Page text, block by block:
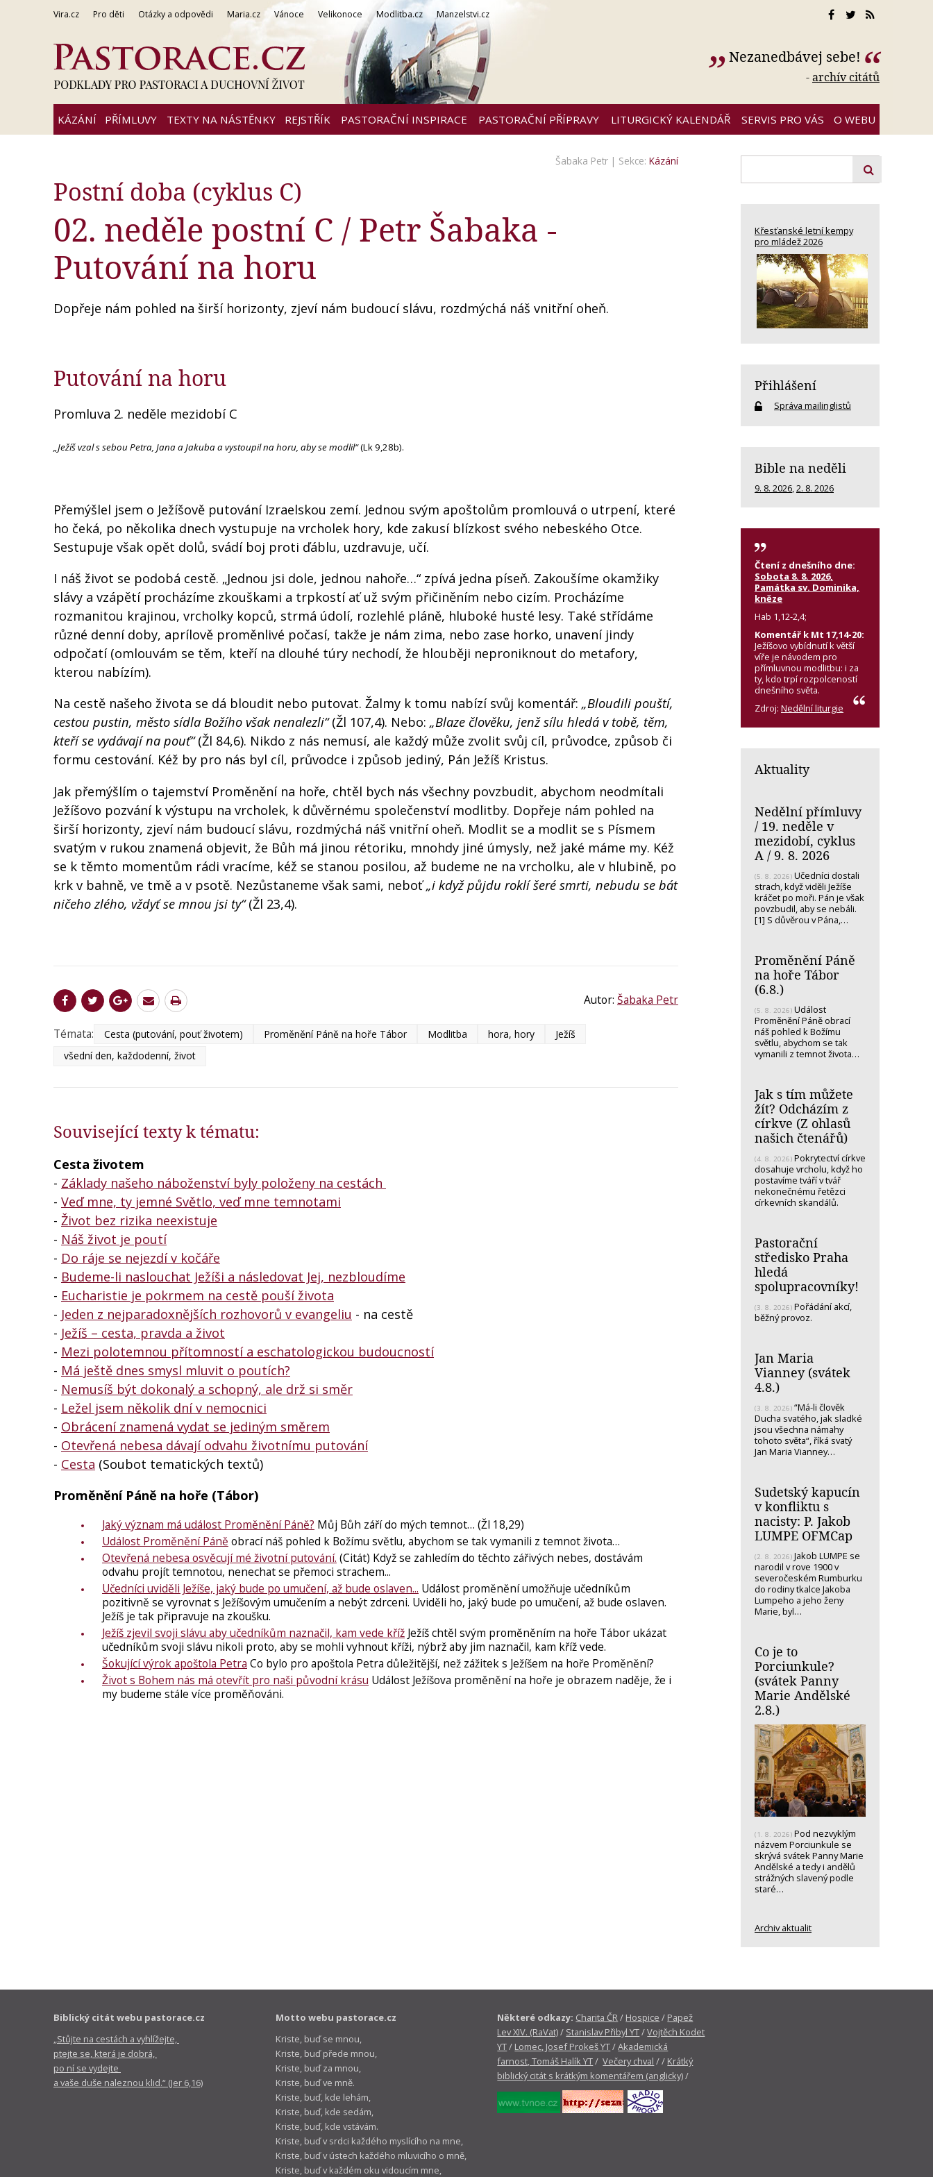
Vira.cz Pro děti Otázky a odpovědi Maria.cz Vánoce Velikonoce Modlitba.cz Manzelstvi.cz
Nezanedbávej sebe!
-archív citátů
KÁZÁNÍ PŘÍMLUVY TEXTY NA NÁSTĚNKY REJSTŘÍK PASTORAČNÍ INSPIRACE PASTORAČNÍ PŘÍPRAVY LITURGICKÝ KALENDÁŘ SERVIS PRO VÁS O WEBU
Šabaka Petr | Sekce: Kázání
Postní doba (cyklus C)
02. neděle postní C / Petr Šabaka -
Putování na horu
Dopřeje nám pohled na širší horizonty, zjeví nám budoucí slávu, rozdmýchá náš vnitřní oheň.
Putování na horu
Promluva 2. neděle mezidobí C
„Ježíš vzal s sebou Petra, Jana a Jakuba a vystoupil na horu, aby se modlil“(Lk 9,28b).
Přemýšlel jsem o Ježíšově putování Izraelskou zemí. Jednou svým apoštolům promlouvá o utrpení, které
ho čeká, po několika dnech vystupuje na vrcholek hory, kde zakusí blízkost svého nebeského Otce.
Sestupuje však opět dolů, svádí boj proti ďáblu, uzdravuje, učí.
I náš život se podobá cestě. „Jednou jsi dole, jednou nahoře…“ zpívá jedna píseň. Zakoušíme okamžiky
slávy a vzápětí procházíme zkouškami a trpkostí ať už svým přičiněním nebo cizím. Procházíme
rozmanitou krajinou, vrcholky kopců, strmá údolí, rozlehlé pláně, hluboké husté lesy. Také střídáme
různé denní doby, aprílově proměnlivé počasí, takže je nám zima, nebo zase horko, unavení jindy
odpočatí (omlouvám se těm, kteří na dlouhé túry nechodí, že hlouběji neproniknout do metafory,
kterou nabízím).
Na cestě našeho života se dá bloudit nebo putovat. Žalmy k tomu nabízí svůj komentář: „Bloudili pouští,
cestou pustin, město sídla Božího však nenalezli“(Žl 107,4). Nebo: „Blaze člověku, jenž sílu hledá v tobě, těm,
kteří se vydávají na pouť“(Žl 84,6). Nikdo z nás nemusí, ale každý může zvolit svůj cíl, průvodce, způsob či
formu cestování. Kéž by pro nás byl cíl, průvodce i způsob jediný, Pán Ježíš Kristus.
Jak přemýšlím o tajemství Proměnění na hoře, chtěl bych nás všechny povzbudit, abychom neodmítali
Ježíšovo pozvání k výstupu na vrcholek, k důvěrnému společenství modlitby. Dopřeje nám pohled na
širší horizonty, zjeví nám budoucí slávu, rozdmýchá náš vnitřní oheň. Modlit se a modlit se s Písmem
svatým v rukou znamená objevit, že Bůh má jinou rétoriku, mnohdy jiné úmysly, než jaké máme my. Kéž
se k těmto momentům rádi vracíme, kéž se stanou posilou, až budeme ne na vrcholku, ale v hlubině, po
krk v bahně, ve tmě a v psotě. Nezůstaneme však sami, neboť„i když půjdu roklí šeré smrti, nebudu se bát
ničeho zlého, vždyť se mnou jsi ty“(Žl 23,4).
Autor: Šabaka Petr
Témata: Cesta (putování, pouť životem) Proměnění Páně na hoře Tábor Modlitba hora, hory
Ježíš
všední den, každodenní, život
Související texty k tématu:
Cesta životem
- Základy našeho náboženství byly položeny na cestách
- Veď mne, ty jemné Světlo, veď mne temnotami
- Život bez rizika neexistuje
- Náš život je poutí
- Do ráje se nejezdí v kočáře
- Budeme-li naslouchat Ježíši a následovat Jej, nezbloudíme
- Eucharistie je pokrmem na cestě pouší života
- Jeden z nejparadoxnějších rozhovorů v evangeliu - na cestě
- Ježíš – cesta, pravda a život
- Mezi polotemnou přítomností a eschatologickou budoucností
- Má ještě dnes smysl mluvit o poutích?
- Nemusíš být dokonalý a schopný, ale drž si směr
- Ležel jsem několik dní v nemocnici
- Obrácení znamená vydat se jediným směrem
- Otevřená nebesa dávají odvahu životnímu putování
- Cesta (Soubot tematických textů)
Proměnění Páně na hoře (Tábor)
Jaký význam má událost Proměnění Páně? Můj Bůh září do mých temnot… (Žl 18,29)
Událost Proměnění Páně obrací náš pohled k Božímu světlu, abychom se tak vymanili z temnot života…
Otevřená nebesa osvěcují mé životní putování. (Citát) Když se zahledím do těchto zářivých nebes, dostávám
odvahu projít temnotou, nenechat se přemoci strachem...
Učedníci uviděli Ježíše, jaký bude po umučení, až bude oslaven... Událost proměnění umožňuje učedníkům
pozitivně se vyrovnat s Ježíšovým umučením a nebýt zdrceni. Uviděli ho, jaký bude po umučení, až bude oslaven.
Ježíš je tak připravuje na zkoušku.
Ježíš zjevil svoji slávu aby učedníkům naznačil, kam vede kříž Ježíš chtěl svým proměněním na hoře Tábor ukázat
učedníkům svoji slávu nikoli proto, aby se mohli vyhnout kříži, nýbrž aby jim naznačil, kam kříž vede.
Šokující výrok apoštola Petra Co bylo pro apoštola Petra důležitější, než zážitek s Ježíšem na hoře Proměnění?
Život s Bohem nás má otevřít pro naši původní krásu Událost Ježíšova proměnění na hoře je obrazem naděje, že i
my budeme stále více proměňováni.
Křesťanské letní kempy
pro mládež 2026
Přihlášení
Správa mailinglistů
Bible na neděli
9. 8. 2026 2. 8. 2026
Čtení z dnešního dne:
Sobota 8. 8. 2026,
Památka sv. Dominika,
kněze
Hab 1,12-2,4;
Komentář k Mt 17,14-20:
Ježíšovo vybídnutí k větší
víře je návodem pro
přímluvnou modlitbu: i za
ty, kdo trpí rozpolceností
dnešního světa.
Zdroj: Nedělní liturgie
Aktuality
Nedělní přímluvy
/ 19. neděle v
mezidobí, cyklus
A / 9. 8. 2026
(5. 8. 2026) Učedníci dostali
strach, když viděli Ježíše
kráčet po moři. Pán je však
povzbudil, aby se nebáli.
[1] S důvěrou v Pána,…
Proměnění Páně
na hoře Tábor
(6.8.)
(5. 8. 2026) Událost
Proměnění Páně obrací
náš pohled k Božímu
světlu, abychom se tak
vymanili z temnot života…
Jak s tím můžete
žít? Odcházím z
církve (Z ohlasů
našich čtenářů)
(4. 8. 2026) Pokrytectví církve
dosahuje vrcholu, když ho
postavíme tváří v tvář
nekonečnému řetězci
církevních skandálů.
Pastorační
středisko Praha
hledá
spolupracovníky!
(3. 8. 2026) Pořádání akcí,
běžný provoz.
Jan Maria
Vianney (svátek
4.8.)
(3. 8. 2026) “Má-li člověk
Ducha svatého, jak sladké
jsou všechna námahy
tohoto světa“, říká svatý
Jan Maria Vianney…
Sudetský kapucín
v konfliktu s
nacisty: P. Jakob
LUMPE OFMCap
(2. 8. 2026) Jakob LUMPE se
narodil v rove 1900 v
severočeském Rumburku
do rodiny tkalce Jakoba
Lumpeho a jeho ženy
Marie, byl…
Co je to
Porciunkule?
(svátek Panny
Marie Andělské
2.8.)
(1. 8. 2026) Pod nezvyklým
názvem Porciunkule se
skrývá svátek Panny Marie
Andělské a tedy i andělů
strážných slavený podle
staré…
Archiv aktualit
Biblický citát webu pastorace.cz
„Stůjte na cestách a vyhlížejte,
ptejte se, která je dobrá,
po ní se vydejte
a vaše duše naleznou klid.“ (Jer 6,16)
Motto webu pastorace.cz
Kriste, buď se mnou,
Kriste, buď přede mnou,
Kriste, buď za mnou,
Kriste, buď ve mně.
Kriste, buď, kde lehám,
Kriste, buď, kde sedám,
Kriste, buď, kde vstávám.
Kriste, buď v srdci každého myslícího na mne,
Kriste, buď v ústech každého mluvicího o mně,
Kriste, buď v každém oku vidoucím mne,
Některé odkazy: Charita ČR/ Hospice / Papež
Lev XIV. (RaVat)/ Stanislav Přibyl YT/Vojtěch Kodet
YT/ Lomec, Josef Prokeš YT/Akademická
farnost, Tomáš Halík YT/Večery chval / / Krátký
biblický citát s krátkým komentářem (anglicky)/